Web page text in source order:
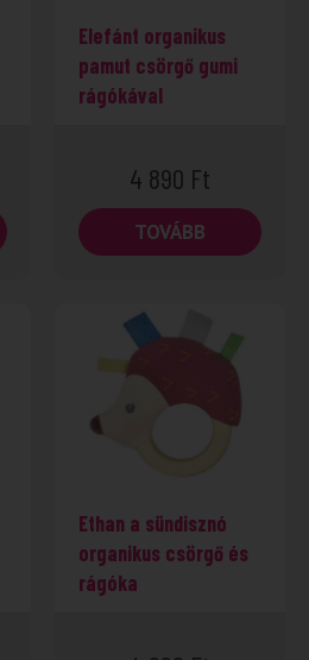
Elefánt organikus
pamut csörgő gumi
rágókával
4 890 Ft
TOVÁBB
Ethan a sündisznó
organikus csörgő és
rágóka